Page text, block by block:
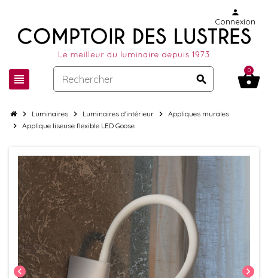
view_headline search
person
Connexion
shopping_basket
0
chevron_right Luminaires chevron_right Luminaires d'intérieur chevron_right Appliques murales
chevron_right Applique liseuse flexible LED Goose
chevron_left chevron_right